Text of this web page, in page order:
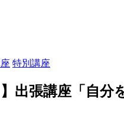
特別講座
】出張講座「自